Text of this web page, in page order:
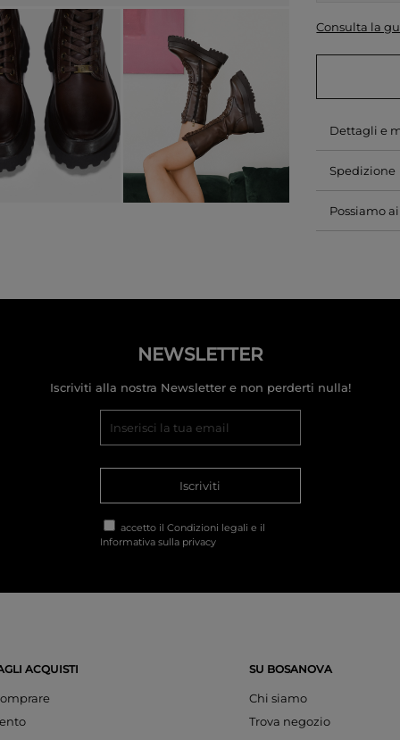
Consulta la
Dettagli e
Spedizione
Possiamo
NEWSLETTER
Iscriviti alla nostra Newsletter e non perderti nulla!
Iscriviti
accetto il Condizioni legali e il
Informativa sulla privacy
ACQUISTI SU BOSANOVA
Chi siamo
Trova negozio